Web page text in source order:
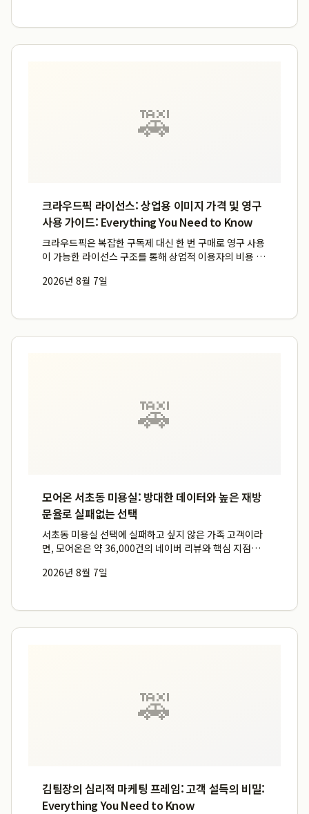
🚕
크라우드픽 라이선스: 상업용 이미지 가격 및 영구
사용 가이드: Everything You Need to Know
크라우드픽은 복잡한 구독제 대신 한 번 구매로 영구 사용
이 가능한 라이선스 구조를 통해 상업적 이용자의 비용 부
미지는 다운로드 후 기간 제한 없이 평생 상업적으로 이용
2026년 8월 7일
🚕
모어온 서초동 미용실: 방대한 데이터와 높은 재방
문율로 실패없는 선택
서초동 미용실 선택에 실패하고 싶지 않은 가족 고객이라
면, 모어온은 약 36,000건의 네이버 리뷰와 핵심 지점
2026년 기준 런칭 5주년을 맞이한 모어온은 방대한 고객
2026년 8월 7일
🚕
김팀장의 심리적 마케팅 프레임: 고객 설득의 비밀:
Everything You Need to Know